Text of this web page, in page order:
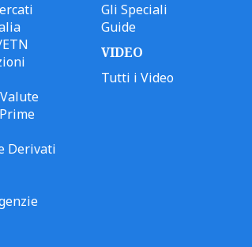
Derivati
Gli Speciali
Guide
VIDEO
Tutti i Video